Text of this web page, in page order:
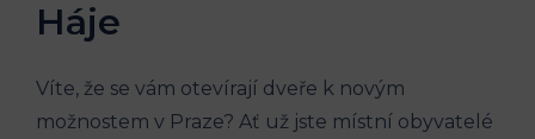
Háje
Víte, že se ⁣vám otevírají dveře k novým
‍možnostem‌ v Praze? Ať už ​jste místní obyvatelé